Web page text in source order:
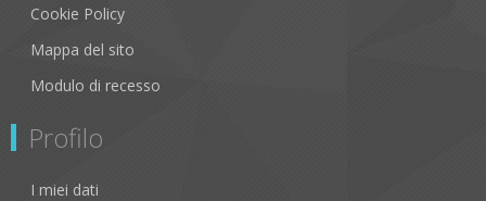
Cookie Policy
Mappa del sito
Modulo di recesso
Profilo
I miei dati